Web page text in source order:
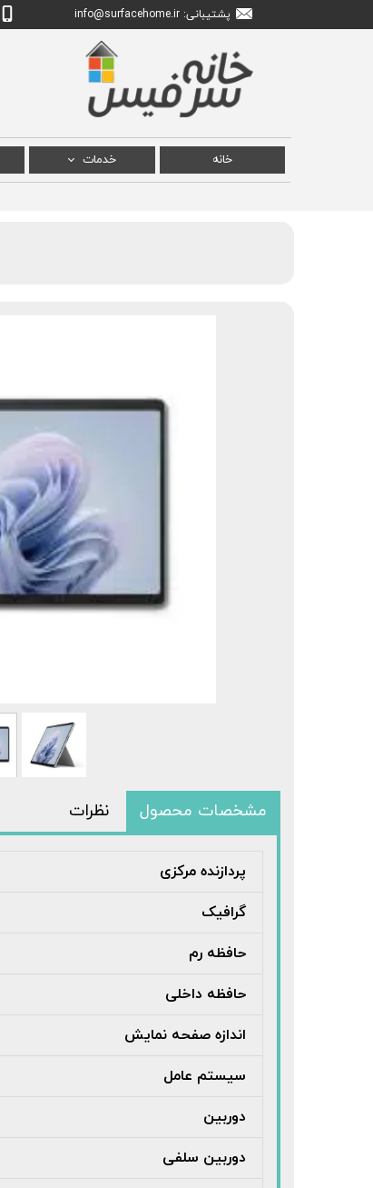
پشتیبانی: info @surfacehome.ir
خانه خدمات
مشخصات محصول نظرات
پردازنده مرکزی
گرافیک
حافظه رم
حافظه داخلی
اندازه صفحه نمایش
سیستم عامل
دوربین
دوربین سلفی